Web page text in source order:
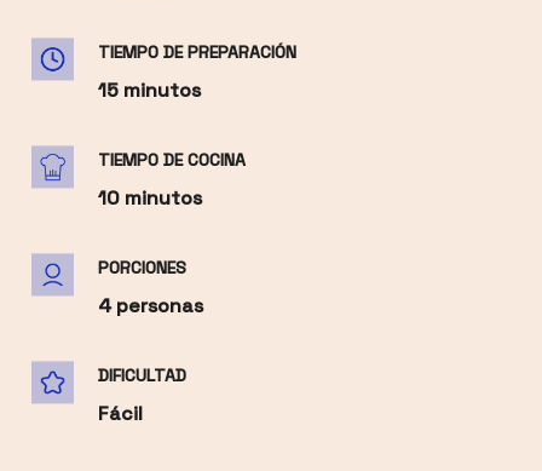
TIEMPO DE PREPARACIÓN
15 minutos
TIEMPO DE COCINA
10 minutos
PORCIONES
4 personas
DIFICULTAD
Fácil